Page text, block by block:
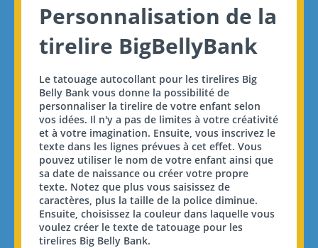
Personnalisation de la
tirelire BigBellyBank
Le tatouage autocollant pour les tirelires Big
Belly Bank vous donne la possibilité de
personnaliser la tirelire de votre enfant selon
vos idées. Il n'y a pas de limites à votre créativité
et à votre imagination. Ensuite, vous inscrivez le
texte dans les lignes prévues à cet effet. Vous
pouvez utiliser le nom de votre enfant ainsi que
sa date de naissance ou créer votre propre
texte. Notez que plus vous saisissez de
caractères, plus la taille de la police diminue.
Ensuite, choisissez la couleur dans laquelle vous
voulez créer le texte de tatouage pour les
tirelires Big Belly Bank.